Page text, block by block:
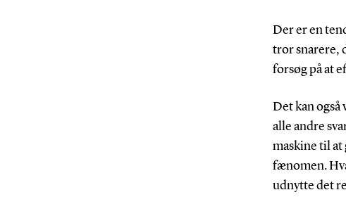
Der er en
tror snarere,
forsøg på at
Det kan også
alle andre
maskine til at
fænomen.
udnytte det